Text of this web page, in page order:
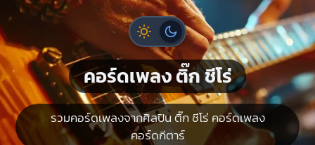
คอร์ดเพลง ติ๊ก ชีโร่
รวมคอร์ดเพลงจากศิลปิน ติ๊ก ชีโร่ คอร์ดเพลง
คอร์ดกีตาร์